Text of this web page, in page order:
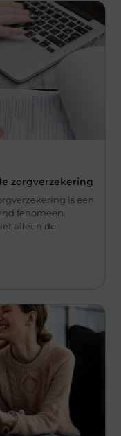
zorgverzekering
is een
fenomeen.
alleen de